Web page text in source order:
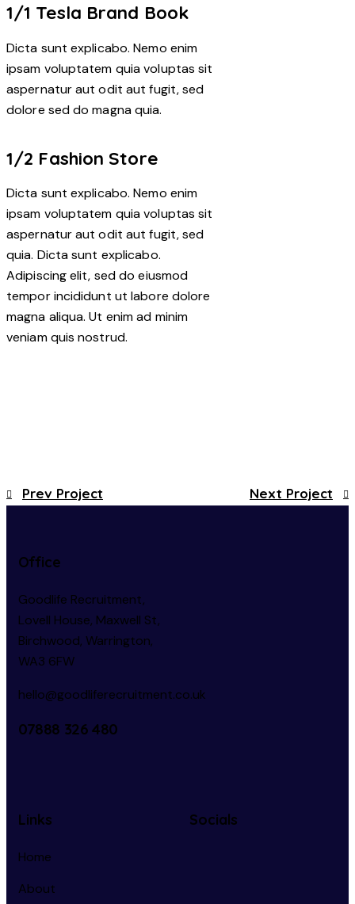
1/1 Tesla Brand Book
Dicta sunt explicabo. Nemo enim
ipsam voluptatem quia voluptas sit
aspernatur aut odit aut fugit, sed
dolore sed do magna quia.
1/2 Fashion Store
Dicta sunt explicabo. Nemo enim
ipsam voluptatem quia voluptas sit
aspernatur aut odit aut fugit, sed
quia. Dicta sunt explicabo.
Adipiscing elit, sed do eiusmod
tempor incididunt ut labore dolore
magna aliqua. Ut enim ad minim
veniam quis nostrud.
Prev Project Next Project
Office
Goodlife Recruitment,
Lovell House, Maxwell St,
Birchwood, Warrington,
WA3 6FW
hello@goodliferecruitment.co.uk
07888 326 480
Links
Home
About
Socials